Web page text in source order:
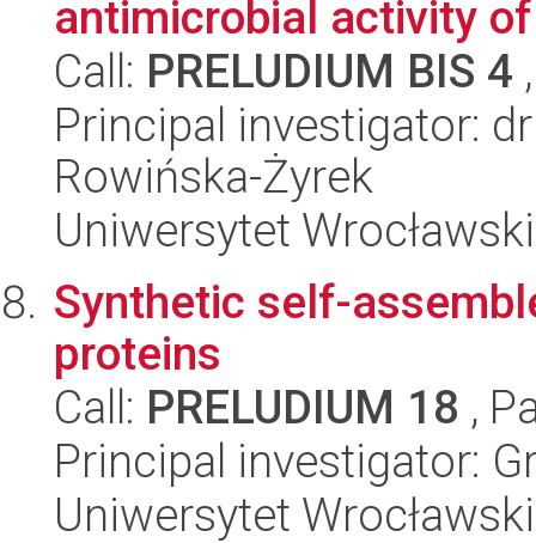
antimicrobial activity
Call: PRELUDIUM BIS 4
Principal investigator:
Rowińska-Żyrek
Uniwersytet
Synthetic self-
proteins
Call: PRELUDIUM 18 ,
Principal investigator:
Uniwersytet